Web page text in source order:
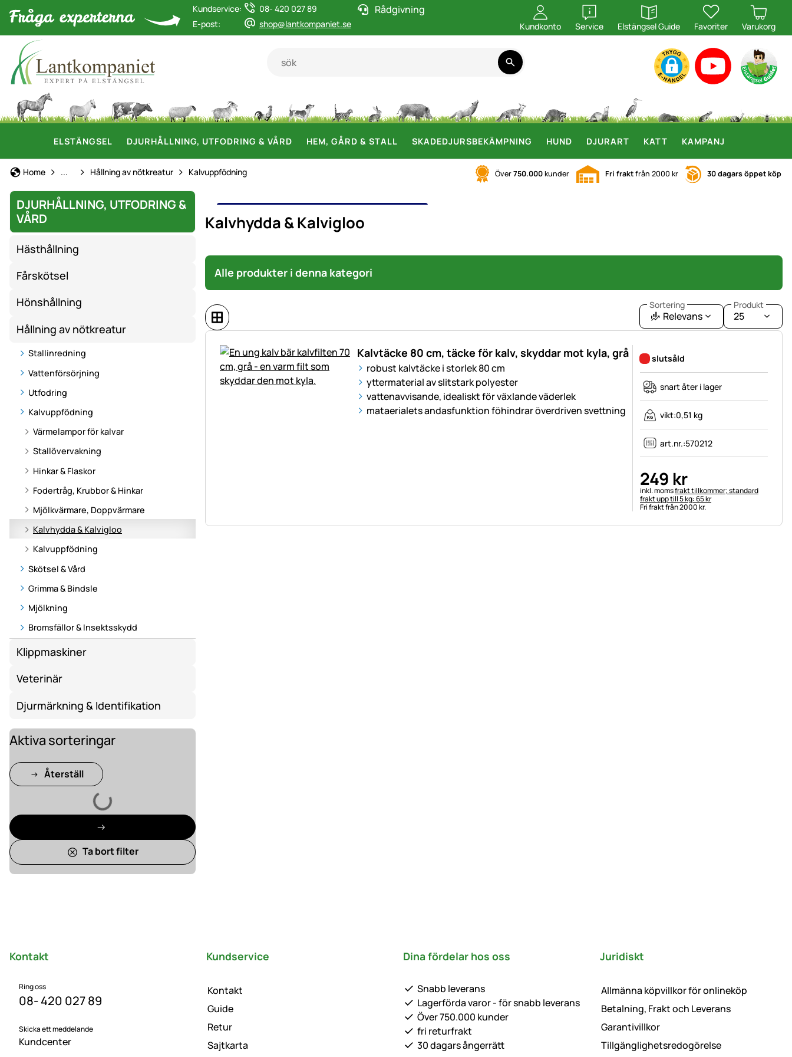
Kundservice:
08- 420 027 89
E-post:
shop@lantkompaniet.se
Rådgivning
Kundkonto Service
öppna
Elstängsel Guide
öppna
Favoriter Varukorg
ELSTÄNGSEL DJURHÅLLNING, UTFODRING & VÅRD HEM, GÅRD & STALL SKADEDJURSBEKÄMPNING HUND DJURART KATT KAMPANJ
Home Djurhållning, Utfodring & Vård
... Hållning av nötkreatur Kalvuppfödning Över750.000kunder Fri fraktfrån 2000 kr 30 dagars öppet köp
DJURHÅLLNING, UTFODRING &
VÅRD
Hästhållning
Fårskötsel
Hönshållning
Hållning av nötkreatur
Stallinredning
Vattenförsörjning
Utfodring
Kalvuppfödning
Värmelampor för kalvar
Stallövervakning
Hinkar & Flaskor
Fodertråg, Krubbor & Hinkar
Mjölkvärmare, Doppvärmare
Kalvhydda & Kalvigloo
Kalvuppfödning
Skötsel & Vård
Grimma & Bindsle
Mjölkning
Bromsfällor & Insektsskydd
Klippmaskiner
Veterinär
Djurmärkning & Identifikation
Laddar
Aktiva sorteringar
Återställ
Ta bort filter
KALVHYDDA & KALVIGLOO
Kalvhydda & Kalvigloo
Alle produkter i denna kategori
Sortering
Relevans
Produkt
25
Kalvtäcke 80 cm, täcke för kalv, skyddar mot kyla, grå
robust kalvtäcke i storlek 80 cm
yttermaterial av slitstark polyester
vattenavvisande, idealiskt för växlande väderlek
mataerialets andasfunktion föhindrar överdriven svettning
slutsåld
snart åter i lager
vikt:0,51 kg
art.nr.:570212
249 kr
Skatteinformation:
inkl. momsfrakt tillkommer; standard
frakt upp till 5 kg: 65 kr
Fri frakt från 2000 kr.
Kontakt
Ring oss
08- 420 027 89
Skicka ett meddelande
Kundcenter
Kundservice
Kontakt
Guide
Retur
Sajtkarta
Dina fördelar hos oss
Snabb leverans
Lagerförda varor - för snabb leverans
Över 750.000 kunder
fri returfrakt
30 dagars ångerrätt
Juridiskt
Allmänna köpvillkor för onlineköp
Betalning, Frakt och Leverans
Garantivillkor
Tillgänglighetsredogörelse